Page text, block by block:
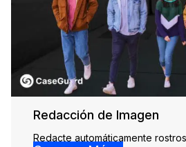
Redacción de Imagen
Redacte automáticamente